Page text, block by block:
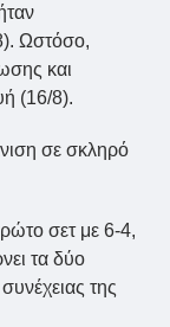
Ωστόσο,
και
(16/8).
σε σκληρό
σετ με 6-4,
τα δύο
της